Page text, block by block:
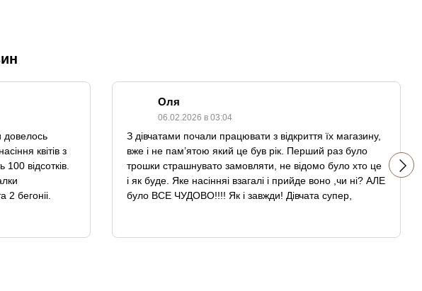
квітів з
відсотків.
2 бегоніі.
Оля
06.02.2026 в 03:04
З дівчатами почали працювати з відкриття їх магазину,
вже і не пам’ятою який це був рік. Перший раз було
трошки страшнувато замовляти, не відомо було хто це
і як буде. Яке насінняі взагалі і прийде воно ,чи ні? АЛЕ
було ВСЕ ЧУДОВО!!!! Як і завжди! Дівчата супер,